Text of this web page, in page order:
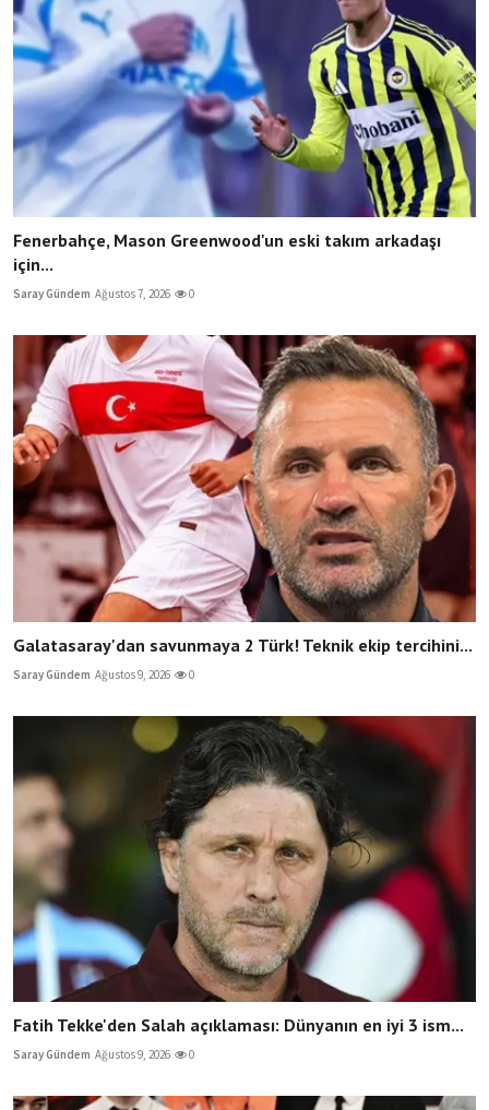
Fenerbahçe, Mason Greenwood'un eski takım arkadaşı
için...
Saray Gündem Ağustos 7, 2026 0
Galatasaray'dan savunmaya 2 Türk! Teknik ekip tercihini...
Saray Gündem Ağustos 9, 2026 0
Fatih Tekke'den Salah açıklaması: Dünyanın en iyi 3 ism...
Saray Gündem Ağustos 9, 2026 0